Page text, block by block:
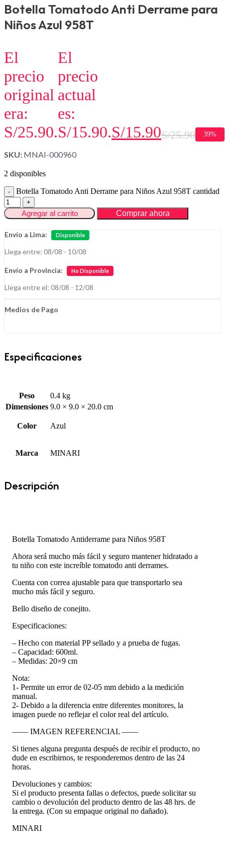
Botella Tomatodo Anti Derrame para
Niños Azul 958T
S/25.90
El
precio
original
era:
S/25.90.
S/15.90
El
precio
actual
es:
S/15.90.
39%
SKU: MNAI-000960
2 disponibles
Botella Tomatodo Anti Derrame para Niños Azul 958T cantidad
Agregar al carrito Comprar ahora
Envío a Lima: Disponible
Llega entre: 08/08 - 10/08
Envío a Provincia: No Disponible
Llega entre el: 08/08 - 12/08
Medios de Pago
Especificaciones
Peso
0.4 kg
Dimensiones 9.0 × 9.0 × 20.0 cm
Color Azul
Marca MINARI
Descripción
Botella Tomatodo Antiderrame para Niños 958T
Ahora será mucho más fácil y seguro mantener hidratado a
tu niño con este increíble tomatodo anti derrames.
Cuenta con correa ajustable para que transportarlo sea
mucho más fácil y seguro.
Bello diseño de conejito.
Especificaciones:
– Hecho con material PP sellado y a prueba de fugas.
– Capacidad: 600ml.
– Medidas: 20×9 cm
Nota:
1- Permite un error de 02-05 mm debido a la medición
manual.
2- Debido a la diferencia entre diferentes monitores, la
imagen puede no reflejar el color real del artículo.
—— IMAGEN REFERENCIAL ——
Si tienes alguna pregunta después de recibir el producto, no
dude en escribirnos, te responderemos dentro de las 24
horas.
Devoluciones y cambios:
Si el producto presenta fallas o defectos, puede solicitar su
cambio o devolución del producto dentro de las 48 hrs. de
la entrega. (Con su empaque original no dañado).
MINARI